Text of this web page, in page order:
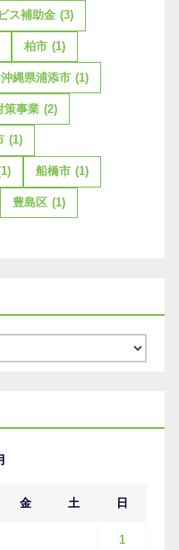
ス補助金 (3)
柏市 (1)
沖縄県浦添市 (1)
策事業 (2)
(1)
船橋市 (1)
豊島区 (1)
金 土 日
1